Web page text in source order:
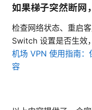
如果梯子突然断网
检查网络状态、重启
Switch 设置是否生效
机场 VPN 使用指南：
容